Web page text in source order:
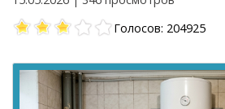
Голосов: 204925